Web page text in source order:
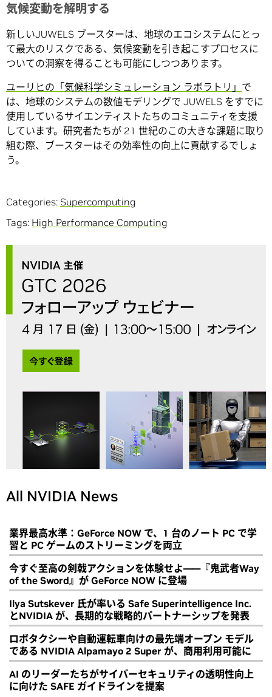
気候変動を解明する
新しいJUWELS ブースターは、地球のエコシステムにとっ
て最大のリスクである、気候変動を引き起こすプロセスに
ついての洞察を得ることも可能にしつつあります。
ユーリヒの「気候科学シミュレーション ラボラトリ」 で
は、地球のシステムの数値モデリングで JUWELS をすでに
使用しているサイエンティストたちのコミュニティを支援
しています。研究者たちが 21 世紀のこの大きな課題に取り
組む際、ブースターはその効率性の向上に貢献するでしょ
う。
Categories: Supercomputing
Tags: High Performance Computing
All NVIDIA News
業界最高水準：GeForce NOW で、1 台のノート PC で学
習と PC ゲームのストリーミングを両立
今すぐ至高の剣戟アクションを体験せよ――『鬼武者Way
of the Sword』が GeForce NOW に登場
Ilya Sutskever 氏が率いる Safe Superintelligence Inc.
とNVIDIA が、長期的な戦略的パートナーシップを発表
ロボタクシーや自動運転車向けの最先端オープン モデル
である NVIDIA Alpamayo 2 Super が、商用利用可能に
AI のリーダーたちがサイバーセキュリティの透明性向上
に向けた SAFE ガイドラインを提案